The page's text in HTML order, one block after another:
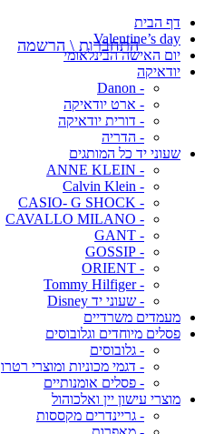
דף הבית
Valentine’s day
יום האישה הבינלאומי
יודאיקה
- Danon
- ארט יודאיקה
- דורית יודאיקה
- הדריה
שעוני יד כל המותגים
- ANNE KLEIN
- Calvin Klein
- CASIO- G SHOCK
- CAVALLO MILANO
- GANT
- GOSSIP
- ORIENT
- Tommy Hilfiger
- שעוני יד Disney
מעמדים משרדיים
פסלים מיוחדים וגלובוסים
- גלובוסים
- דגמי מכוניות ומוצרי רטרו
- פסלים אומנותיים
מוצרי עישון יין ואלכוהול
- גריינדרים מקססות
התחברות \ הרשמה